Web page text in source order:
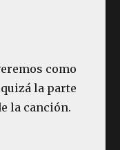
como
la parte
la canción.